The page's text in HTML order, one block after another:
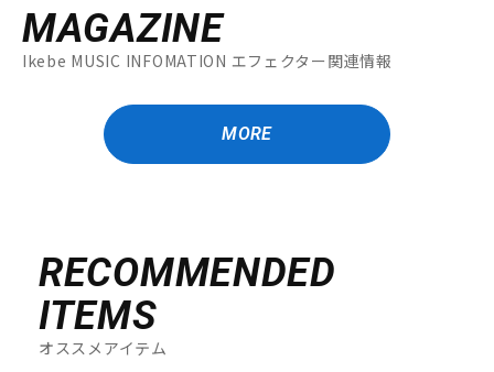
MAGAZINE
Ikebe MUSIC INFOMATION エフェクター関連情報
MORE
RECOMMENDED
ITEMS
オススメアイテム